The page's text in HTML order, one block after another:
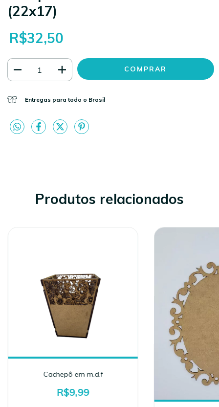
(22x17)
R$32,50
Entregas para todo o Brasil
Produtos relacionados
Cachepô em m.d.f
R$9,99